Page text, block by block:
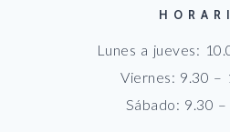
Lunes a jueves:
Viernes: 9.30 –
Sábado: 9.30